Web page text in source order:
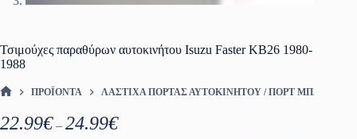
Τσιμούχες παραθύρων αυτοκινήτου Isuzu Faster KB26 1980-
1988
ΠΡΟΪΌΝΤΑ ΛΆΣΤΙΧΑ ΠΌΡΤΑΣ ΑΥΤΟΚΙΝΉΤΟΥ / ΠΟΡΤ ΜΠΑΓΚΑΖ
22.99€ – 24.99€Price